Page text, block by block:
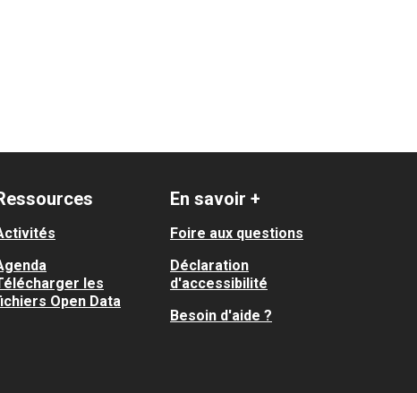
les
Open Data
En savoir +
Foire aux questions
Déclaration
d'accessibilité
Besoin d'aide ?